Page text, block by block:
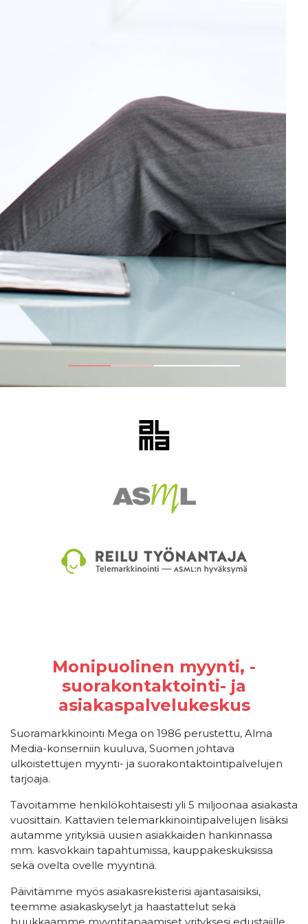
Monipuolinen myynti, -
suorakontaktointi- ja
asiakaspalvelukeskus
Suoramarkkinointi Mega on 1986 perustettu, Alma
Media-konserniin kuuluva, Suomen johtava
ulkoistettujen myynti- ja suorakontaktointipalvelujen
tarjoaja.
Tavoitamme henkilökohtaisesti yli 5 miljoonaa asiakasta
vuosittain. Kattavien telemarkkinointipalvelujen lisäksi
autamme yrityksiä uusien asiakkaiden hankinnassa
mm. kasvokkain tapahtumissa, kauppakeskuksissa
sekä ovelta ovelle myyntinä.
Päivitämme myös asiakasrekisterisi ajantasaisiksi,
teemme asiakaskyselyt ja haastattelut sekä